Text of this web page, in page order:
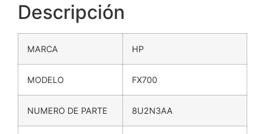
Descripción
MARCA HP
MODELO FX700
NUMERO DE PARTE 8U2N3AA